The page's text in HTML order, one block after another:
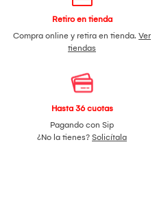
Retiro en tienda
Compra online y retira en tienda. Ver
tiendas
Hasta 36 cuotas
Pagando con Sip
¿No la tienes? Solicítala